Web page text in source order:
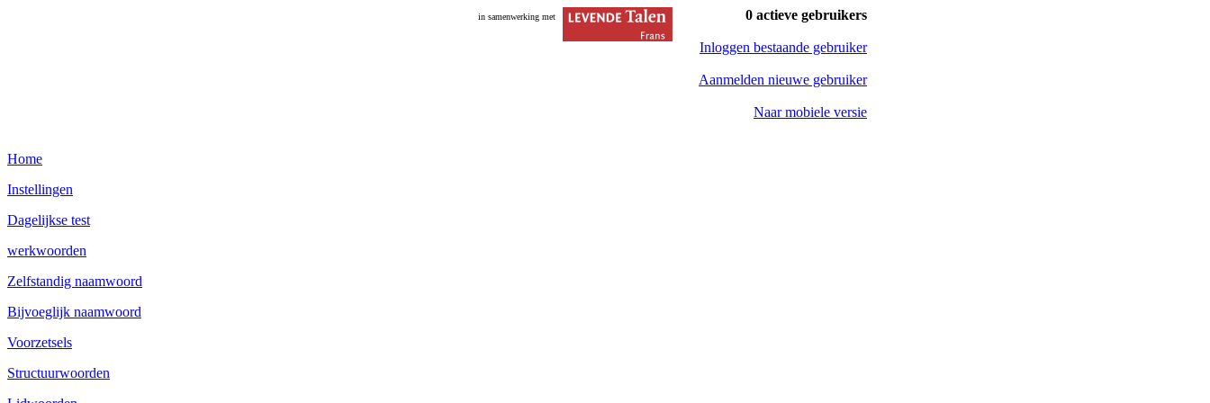
in samenwerking met 0 actieve gebruikers
Inloggen bestaande gebruiker
Aanmelden nieuwe gebruiker
Naar mobiele versie
Home
Instellingen
Dagelijkse test
werkwoorden
Zelfstandig naamwoord
Bijvoeglijk naamwoord
Voorzetsels
Structuurwoorden